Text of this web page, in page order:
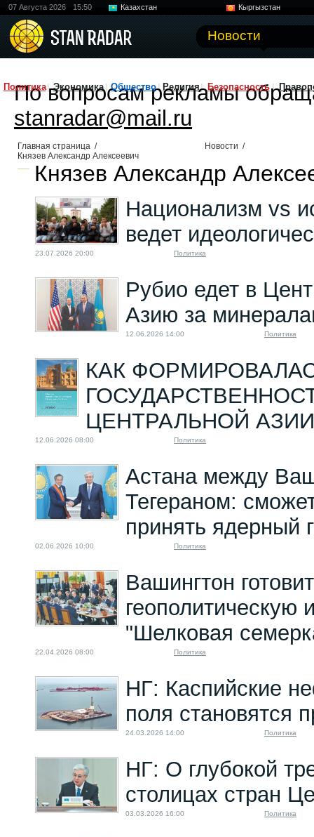
07 Августа 2026 15:50 Казахстан
Кыргызстан
Новости
Политика Экономика Общество Религия Безопасность
По вопросам рекламы
stanradar@mail.ru
Главная страница / Новости /
Князев Александр Алексеевич
Князев Александр
Национализм vs
ведет
23.07.2026 20:00 Политика
Рубио едет в
Азию за
12.06.2026 14:00 Политика
КАК
ЦЕНТРАЛЬНОЙ
12.06.2026 08:00 Политика
Астана между
Тегераном:
принять ядерный
02.06.2026 10:00 Политика
Вашингтон готовит
геополитическую
"Шелковая
22.04.2026 08:00 Политика
НГ: Каспийские
поля становятся
24.03.2026 14:00 Политика
НГ: О глубокой
столицах стран
03.03.2026 16:00 Политика